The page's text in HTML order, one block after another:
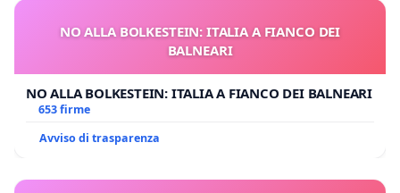
NO ALLA BOLKESTEIN: ITALIA A FIANCO DEI
BALNEARI
NO ALLA BOLKESTEIN: ITALIA A FIANCO DEI BALNEARI
653 firme
Avviso di trasparenza